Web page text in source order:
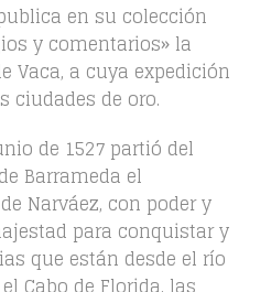
en su colección
y comentarios» la
Vaca, a cuya expedición
ciudades de oro.
de 1527 partió del
Barrameda el
Narváez, con poder y
para conquistar y
que están desde el río